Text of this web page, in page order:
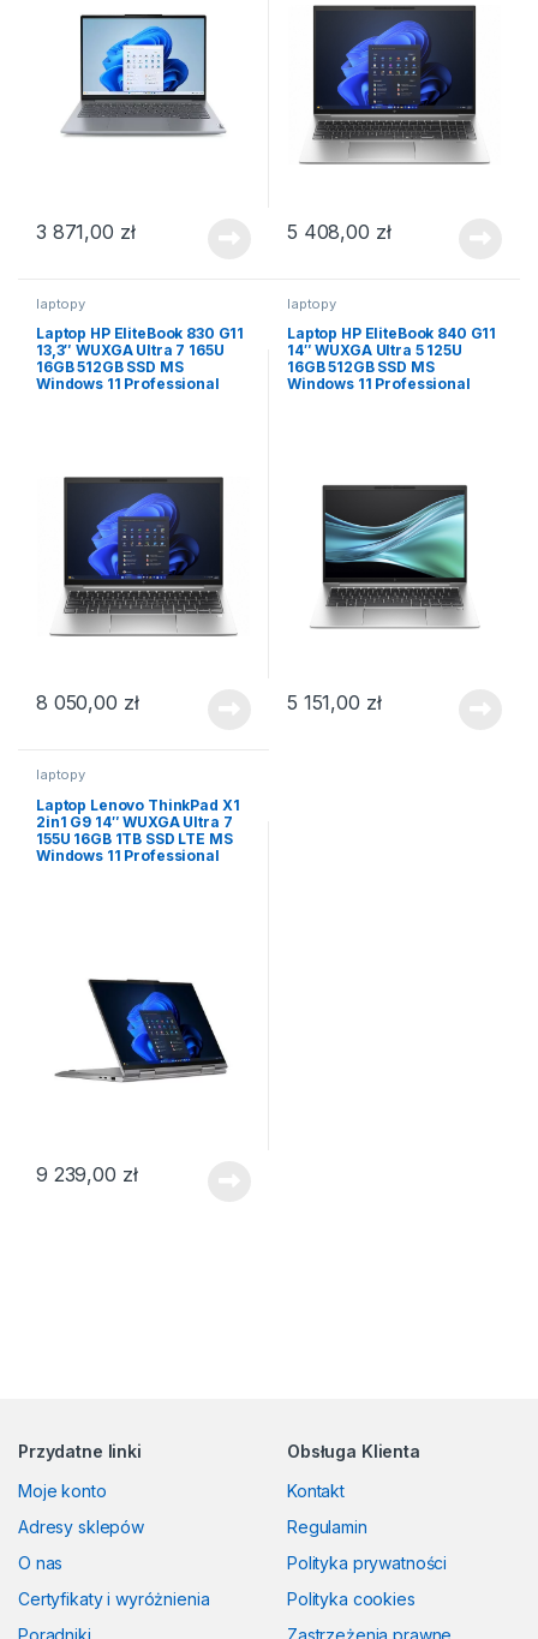
3 871,00 zł 5 408,00 zł
laptopy
Laptop HP EliteBook 830 G11
13,3″ WUXGA Ultra 7 165U
16GB 512GB SSD MS
Windows 11 Professional
8 050,00 zł
laptopy
Laptop HP EliteBook 840 G11
14″ WUXGA Ultra 5 125U
16GB 512GB SSD MS
Windows 11 Professional
5 151,00 zł
laptopy
Laptop Lenovo ThinkPad X1
2in1 G9 14″ WUXGA Ultra 7
155U 16GB 1TB SSD LTE MS
Windows 11 Professional
9 239,00 zł
Przydatne linki
Moje konto
Adresy sklepów
O nas
Certyfikaty i wyróżnienia
Poradniki
Obsługa Klienta
Kontakt
Regulamin
Polityka prywatności
Polityka cookies
Zastrzeżenia prawne